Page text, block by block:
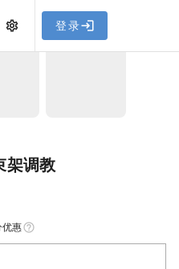
，使用遇到
登录
奈的拘束架调教
架调教
惠